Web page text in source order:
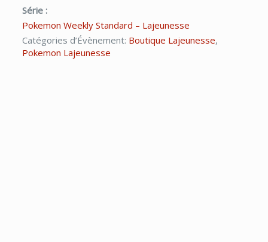
Série :
Pokemon Weekly Standard – Lajeunesse
Catégories d’Évènement: Boutique Lajeunesse,
Pokemon Lajeunesse